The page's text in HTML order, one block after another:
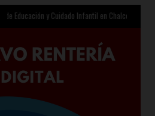
y Cuidado Infantil en Chalco »Sheinbaum